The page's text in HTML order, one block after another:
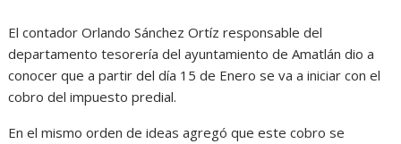
El contador Orlando Sánchez Ortíz responsable del
departamento tesorería del ayuntamiento de Amatlán dio a
conocer que a partir del día 15 de Enero se va a iniciar con el
cobro del impuesto predial.
En el mismo orden de ideas agregó que este cobro se